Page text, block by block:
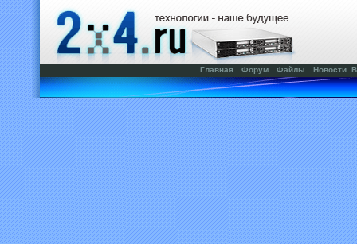
Главная Форум Файлы Новости